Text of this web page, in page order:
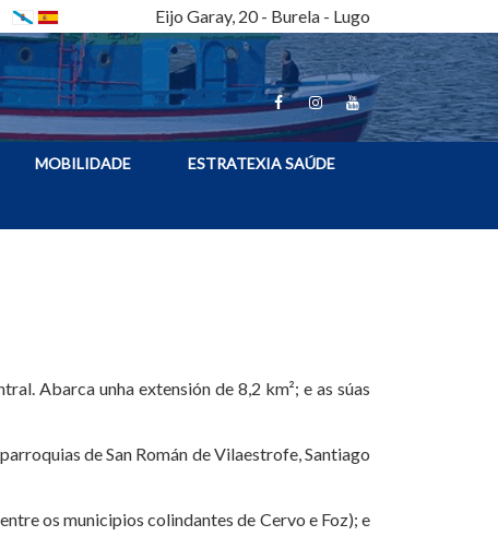
Eijo Garay, 20 - Burela - Lugo
MOBILIDADE ESTRATEXIA SAÚDE
Abarca unha extensión de 8,2 km²; e as súas
de San Román de Vilaestrofe, Santiago
os municipios colindantes de Cervo e Foz); e